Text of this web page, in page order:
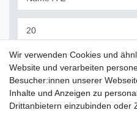
Lieferzeit
Wir verwenden Cookies und
Website und verarbeiten
Besucher:innen unserer
Inhalte und Anzeigen zu
Drittanbietern einzubinden oder